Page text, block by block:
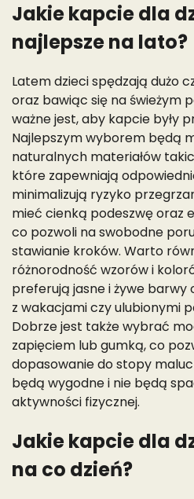
Jakie kapcie dla
najlepsze na lato?
Latem dzieci spędzają dużo
oraz bawiąc się na świeżym
ważne jest, aby kapcie były
Najlepszym wyborem będą
naturalnych materiałów
które zapewniają
minimalizują ryzyko
mieć cienką podeszwę oraz
co pozwoli na swobodne
stawianie kroków. Warto
różnorodność wzorów i
preferują jasne i żywe
z wakacjami czy ulubionymi
Dobrze jest także wybrać
zapięciem lub gumką, co
dopasowanie do stopy
będą wygodne i nie będą
aktywności fizycznej.
Jakie kapcie dla
na co dzień?